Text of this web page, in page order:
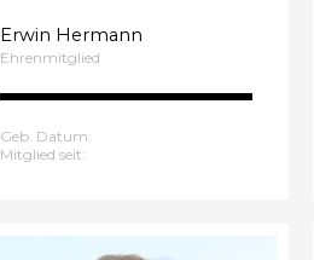
Erwin Hermann
Ehrenmitglied
Geb. Datum:
Mitglied seit: